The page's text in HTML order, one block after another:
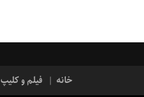
خانه فیلم و کلیپ